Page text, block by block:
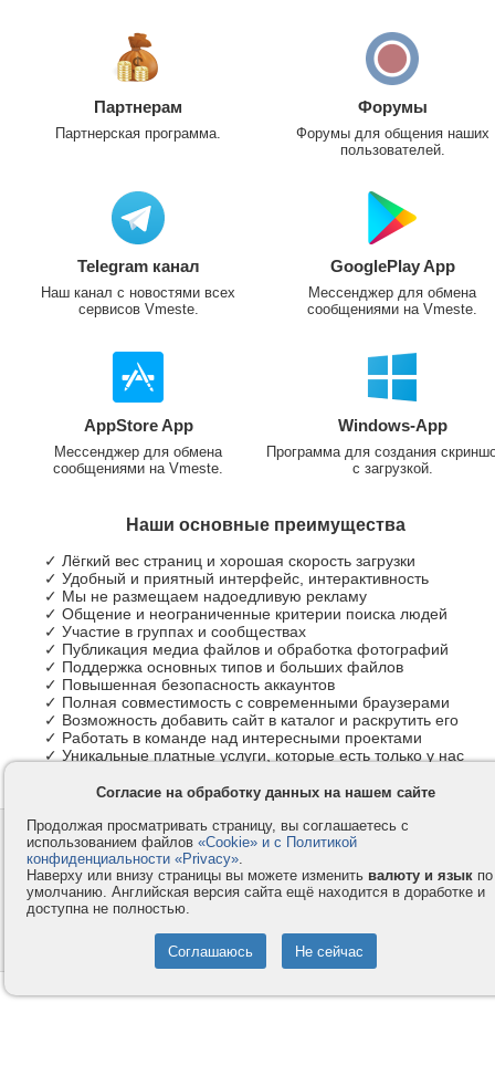
Партнерам
Партнерская программа.
Форумы
Форумы для общения наших
пользователей.
Telegram канал
Наш канал с новостями всех
сервисов Vmeste.
GooglePlay App
Мессенджер для обмена
сообщениями на Vmeste.
AppStore App
Мессенджер для обмена
сообщениями на Vmeste.
Windows-App
Программа для создания
с загрузкой.
Наши основные преимущества
✓ Лёгкий вес страниц и хорошая скорость загрузки
✓ Удобный и приятный интерфейс, интерактивность
✓ Мы не размещаем надоедливую рекламу
✓ Общение и неограниченные критерии поиска людей
✓ Участие в группах и сообществах
✓ Публикация медиа файлов и обработка фотографий
✓ Поддержка основных типов и больших файлов
✓ Повышенная безопасность аккаунтов
✓ Полная совместимость с современными браузерами
✓ Возможность добавить сайт в каталог и раскрутить его
✓ Работать в команде над интересными проектами
✓ Уникальные платные услуги, которые есть только у нас
Контакты
Компания
Privacy и Cookie
Услуги
Как оплатить
Помощь
© 2008-2026
- Все права защищены.
Согласие на обработку данных на нашем сайте
Продолжая просматривать страницу, вы соглашаетесь с
использованием файлов «Cookie» и с Политикой
конфиденциальности «Privacy».
Наверху или внизу страницы вы можете изменить валюту и язык по
умолчанию. Английская версия сайта ещё находится в доработке и
доступна не полностью.